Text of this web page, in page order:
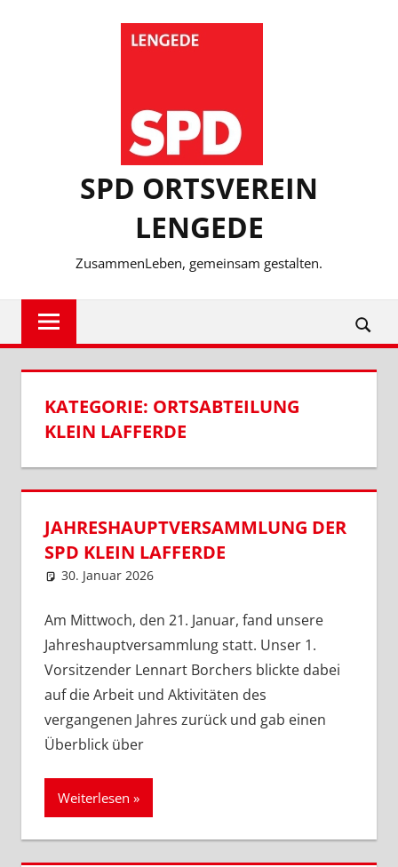
SPD ORTSVEREIN
LENGEDE
ZusammenLeben, gemeinsam gestalten.
KATEGORIE: ORTSABTEILUNG
KLEIN LAFFERDE
JAHRESHAUPTVERSAMMLUNG DER
SPD KLEIN LAFFERDE
30. Januar 2026
Am Mittwoch, den 21. Januar, fand unsere
Jahreshauptversammlung statt. Unser 1.
Vorsitzender Lennart Borchers blickte dabei
auf die Arbeit und Aktivitäten des
vergangenen Jahres zurück und gab einen
Überblick über
Weiterlesen